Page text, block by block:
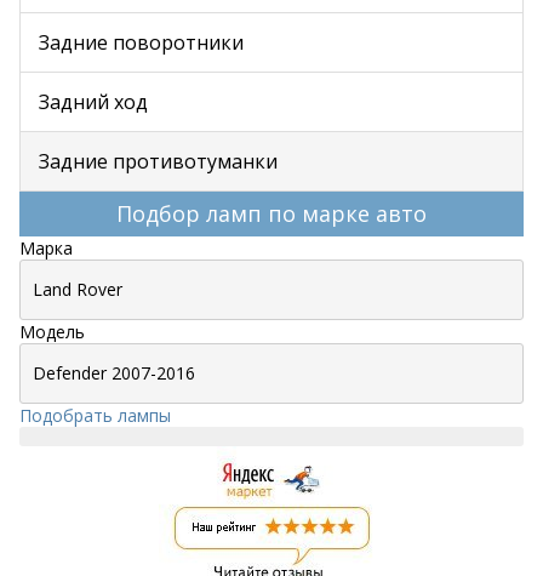
Задние поворотники
Задний ход
Задние противотуманки
Подбор ламп по марке авто
Марка
Модель
Подобрать лампы